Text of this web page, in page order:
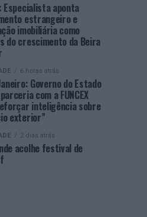
Especialista aponta
estrangeiro e
imobiliária como
do crescimento da Beira
6 horas atrás
Governo do Estado
com a FUNCEX
inteligência sobre
exterior”
2 dias atrás
acolhe festival de